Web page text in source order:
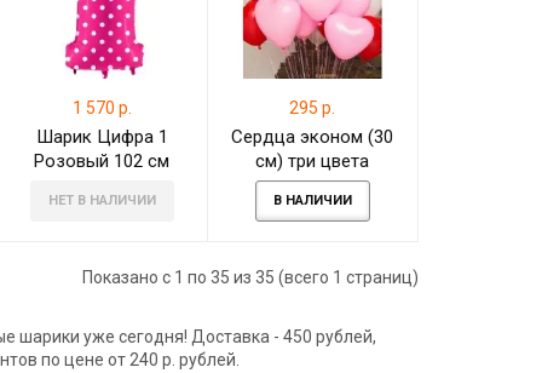
1 570 р.
Шарик Цифра 1
Розовый 102 см
НЕТ В НАЛИЧИИ
295 р.
Сердца эконом (30
см) три цвета
В НАЛИЧИИ
Показано с 1 по 35 из 35 (всего 1 страниц)
шарики уже сегодня! Доставка - 450 рублей,
по цене от 240 р. рублей.